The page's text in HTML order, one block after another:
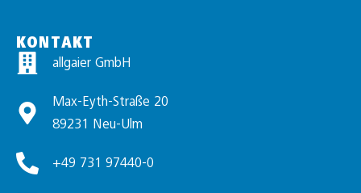
KONTAKT
allgaier GmbH
Max-Eyth-Straße 20
89231 Neu-Ulm
+49 731 97440-0